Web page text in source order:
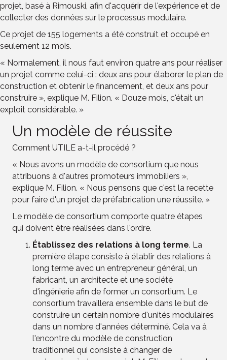
projet, basé à Rimouski, afin d'acquérir de l'expérience et de
collecter des données sur le processus modulaire.
Ce projet de 155 logements a été construit et occupé en
seulement 12 mois.
« Normalement, il nous faut environ quatre ans pour réaliser
un projet comme celui-ci : deux ans pour élaborer le plan de
construction et obtenir le financement, et deux ans pour
construire », explique M. Filion. « Douze mois, c'était un
exploit considérable. »
Un modèle de réussite
Comment UTILE a-t-il procédé ?
« Nous avons un modèle de consortium que nous
attribuons à d'autres promoteurs immobiliers »,
explique M. Filion. « Nous pensons que c'est la recette
pour faire d'un projet de préfabrication une réussite. »
Le modèle de consortium comporte quatre étapes
qui doivent être réalisées dans l'ordre.
Établissez des relations à long terme. La
première étape consiste à établir des relations à
long terme avec un entrepreneur général, un
fabricant, un architecte et une société
d'ingénierie afin de former un consortium. Le
consortium travaillera ensemble dans le but de
construire un certain nombre d'unités modulaires
dans un nombre d'années déterminé. Cela va à
l'encontre du modèle de construction
traditionnel qui consiste à changer de